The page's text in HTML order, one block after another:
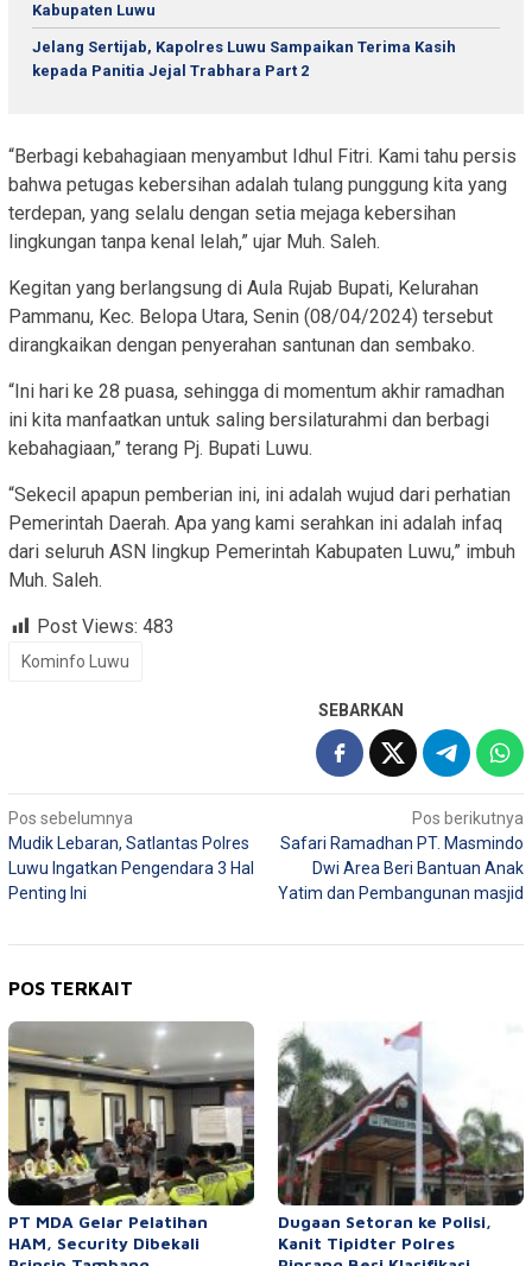
Kabupaten Luwu
Jelang Sertijab, Kapolres Luwu Sampaikan Terima Kasih
kepada Panitia Jejal Trabhara Part 2
“Berbagi kebahagiaan menyambut Idhul Fitri. Kami tahu persis
bahwa petugas kebersihan adalah tulang punggung kita yang
terdepan, yang selalu dengan setia mejaga kebersihan
lingkungan tanpa kenal lelah,” ujar Muh. Saleh.
Kegitan yang berlangsung di Aula Rujab Bupati, Kelurahan
Pammanu, Kec. Belopa Utara, Senin (08/04/2024) tersebut
dirangkaikan dengan penyerahan santunan dan sembako.
“Ini hari ke 28 puasa, sehingga di momentum akhir ramadhan
ini kita manfaatkan untuk saling bersilaturahmi dan berbagi
kebahagiaan,” terang Pj. Bupati Luwu.
“Sekecil apapun pemberian ini, ini adalah wujud dari perhatian
Pemerintah Daerah. Apa yang kami serahkan ini adalah infaq
dari seluruh ASN lingkup Pemerintah Kabupaten Luwu,” imbuh
Muh. Saleh.
Post Views: 483
Kominfo Luwu
SEBARKAN
Navigasi
pos
Pos sebelumnya
Mudik Lebaran, Satlantas Polres
Luwu Ingatkan Pengendara 3 Hal
Penting Ini
Pos berikutnya
Safari Ramadhan PT. Masmindo
Dwi Area Beri Bantuan Anak
Yatim dan Pembangunan masjid
POS TERKAIT
PT MDA Gelar Pelatihan
HAM, Security Dibekali
Dugaan Setoran ke Polisi,
Kanit Tipidter Polres